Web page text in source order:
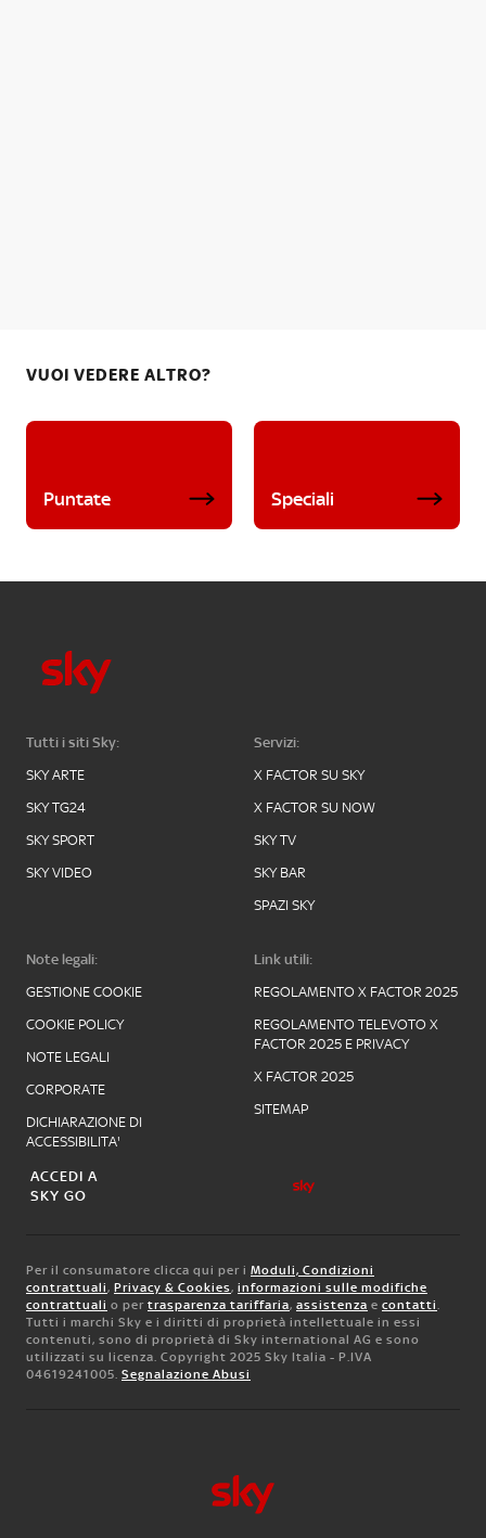
VUOI VEDERE ALTRO?
Puntate Speciali
Tutti i siti Sky:
SKY ARTE
SKY TG24
SKY SPORT
SKY VIDEO
Servizi:
X FACTOR SU SKY
X FACTOR SU NOW
SKY TV
SKY BAR
SPAZI SKY
Note legali:
GESTIONE COOKIE
COOKIE POLICY
NOTE LEGALI
CORPORATE
DICHIARAZIONE DI
ACCESSIBILITA'
Link utili:
REGOLAMENTO X FACTOR 2025
REGOLAMENTO TELEVOTO X
FACTOR 2025 E PRIVACY
X FACTOR 2025
SITEMAP
ACCEDI A
SKY GO
Per il consumatore clicca qui per i Moduli, Condizioni
contrattuali, Privacy & Cookies, informazioni sulle modifiche
contrattuali o per trasparenza tariffaria, assistenza e contatti.
Tutti i marchi Sky e i diritti di proprietà intellettuale in essi
contenuti, sono di proprietà di Sky international AG e sono
utilizzati su licenza. Copyright 2025 Sky Italia - P.IVA
04619241005. Segnalazione Abusi